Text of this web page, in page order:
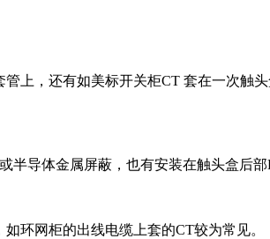
上，还有如美标开关柜CT 套在一次
导体金属屏蔽，也有安装在触头盒后部
环网柜的出线电缆上套的CT较为常见。